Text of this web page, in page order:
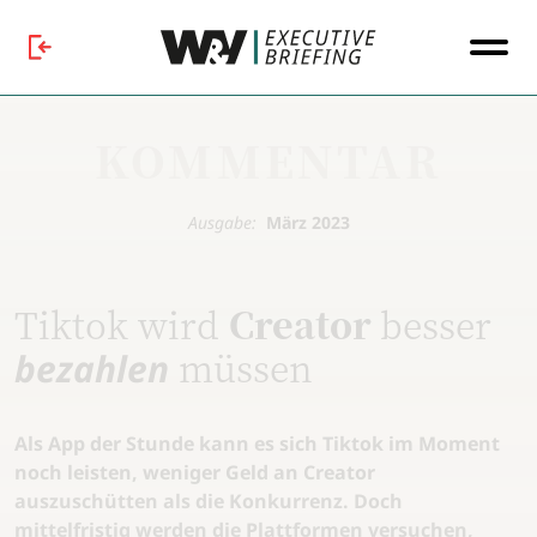
Ausgabe: März 2023
Tiktok wird Creator besser
bezahlen müssen
Als App der Stunde kann es sich Tiktok im Moment
noch leisten, weniger Geld an Creator
auszuschütten als die Konkurrenz. Doch
mittelfristig werden die Plattformen versuchen,